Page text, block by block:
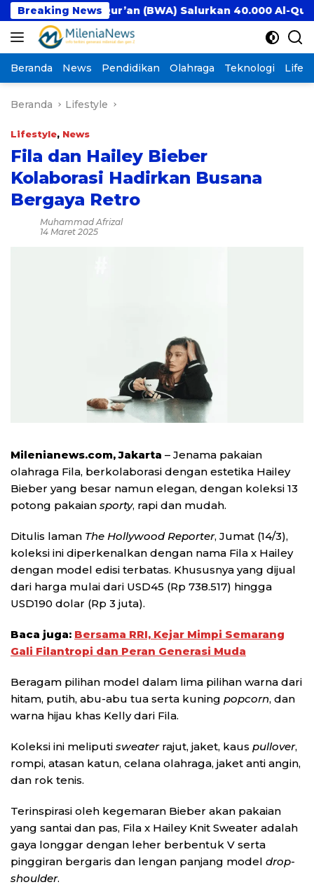
Langsung
ke
konten
Breaking News
Al-Qur’an (BWA) Salurkan 40.000 Al-Qur’an
Beranda News Pendidikan Olahraga Teknologi
Beranda Lifestyle
Lifestyle, News
Fila dan Hailey Bieber
Kolaborasi Hadirkan Busana
Bergaya Retro
Muhammad Afrizal
14 Maret 2025
Milenianews.com, Jakarta – Jenama pakaian
olahraga Fila, berkolaborasi dengan estetika Hailey
Bieber yang besar namun elegan, dengan koleksi 13
potong pakaian sporty, rapi dan mudah.
Ditulis laman The Hollywood Reporter, Jumat (14/3),
koleksi ini diperkenalkan dengan nama Fila x Hailey
dengan model edisi terbatas. Khususnya yang dijual
dari harga mulai dari USD45 (Rp 738.517) hingga
USD190 dolar (Rp 3 juta).
Baca juga: Bersama RRI, Kejar Mimpi Semarang
Gali Filantropi dan Peran Generasi Muda
Beragam pilihan model dalam lima pilihan warna dari
hitam, putih, abu-abu tua serta kuning popcorn, dan
warna hijau khas Kelly dari Fila.
Koleksi ini meliputi sweaterrajut, jaket, kaus pullover,
rompi, atasan katun, celana olahraga, jaket anti angin,
dan rok tenis.
Terinspirasi oleh kegemaran Bieber akan pakaian
yang santai dan pas, Fila x Hailey Knit Sweater adalah
gaya longgar dengan leher berbentuk V serta
pinggiran bergaris dan lengan panjang model drop-
shoulder.